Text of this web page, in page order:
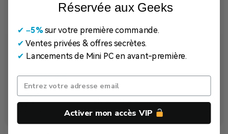
Air12 Lite Mini PC avec Intel® N95
529,00€ 369,00€
EN SAVOIR PLUS
Réservée aux Geeks
✔ ​–5%sur votre première commande.
✔ Ventes privées & offres secrètes.
✔ Lancements de Mini PC en avant-première.
Activer mon accès VIP